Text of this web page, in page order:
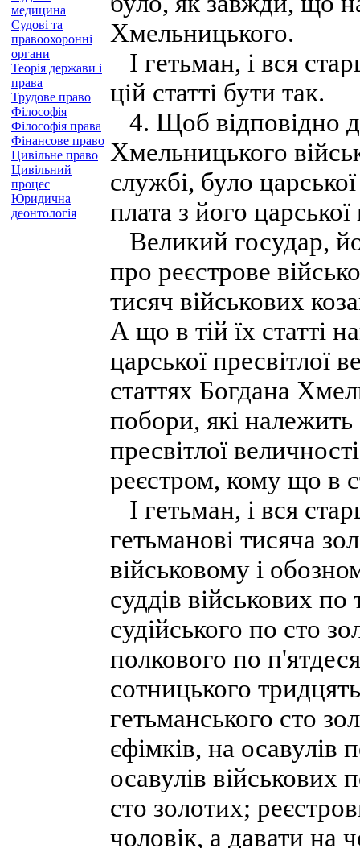
медицина
Судові та
правоохоронні
органи
Теорія держави і
права
Трудове право
Філософія
Філософія права
Фінансове право
Цивільне право
Цивільний
процес
Юридична
деонтологія
Хмельницького.
І гетьман, і вся
цій статті бути так.
4. Щоб відповідно
Хмельницького
службі, було
плата з його
Великий государ,
про реєстрове
тисяч військових
А що в тій їх статті
царської пресвітлої
статтях Богдана
побори, які
пресвітлої
реєстром, кому що в
І гетьман, і вся
гетьманові тисяча
військовому і
суддів військових
судійського по сто
полкового по
сотницького
гетьманського сто
єфімків, на осавулів
осавулів військових
сто золотих;
чоловік, а давати на